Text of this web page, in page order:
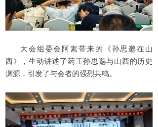
大会组委会阿素带来的《孙思邈在山
西》，生动讲述了药王孙思邈与山西的历史
渊源，引发了与会者的强烈共鸣。